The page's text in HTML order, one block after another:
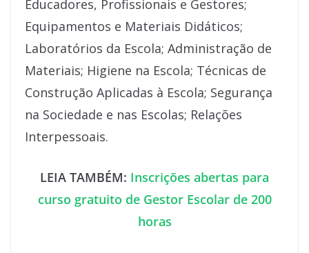
Educadores, Profissionais e Gestores;
Equipamentos e Materiais Didáticos;
Laboratórios da Escola; Administração de
Materiais; Higiene na Escola; Técnicas de
Construção Aplicadas à Escola; Segurança
na Sociedade e nas Escolas; Relações
Interpessoais.
LEIA TAMBÉM: Inscrições abertas para
curso gratuito de Gestor Escolar de 200
horas